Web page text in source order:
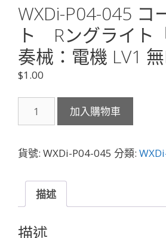
WXDi-P04-045 コ
ト Rングライト
奏械：電機 LV1 無
$1.00
P04-
コ
ド
ー
ト
加入購物車
貨號: WXDi-P04-045 分類:
描述
描述